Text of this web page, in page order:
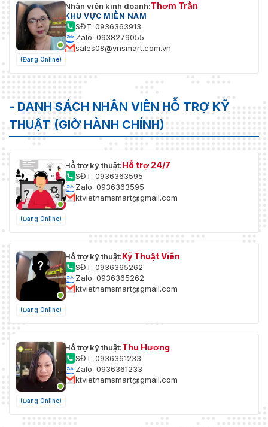
(Đang Online)
Nhân viên kinh doanh:Thơm Trần
KHU VỰC MIỀN NAM
SĐT: 0936363913
Zalo: 0938279055
sales08@vnsmart.com.vn
- DANH SÁCH NHÂN VIÊN HỖ TRỢ KỸ
THUẬT (GIỜ HÀNH CHÍNH)
(Đang Online)
Hỗ trợ kỹ thuật:Hỗ trợ 24/7
SĐT: 0936363595
Zalo: 0936363595
ktvietnamsmart@gmail.com
(Đang Online)
Hỗ trợ kỹ thuật:Kỹ Thuật Viên
SĐT: 0936365262
Zalo: 0936365262
ktvietnamsmart@gmail.com
(Đang Online)
Hỗ trợ kỹ thuật:Thu Hương
SĐT: 0936361233
Zalo: 0936361233
ktvietnamsmart@gmail.com